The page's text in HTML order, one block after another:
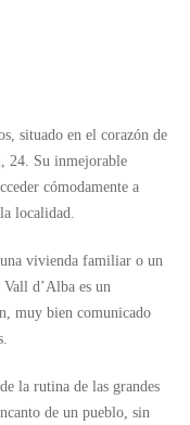
situado en el corazón de
24. Su inmejorable
cómodamente a
localidad.
vivienda familiar o un
d’Alba es un
muy bien comunicado
la rutina de las grandes
de un pueblo, sin